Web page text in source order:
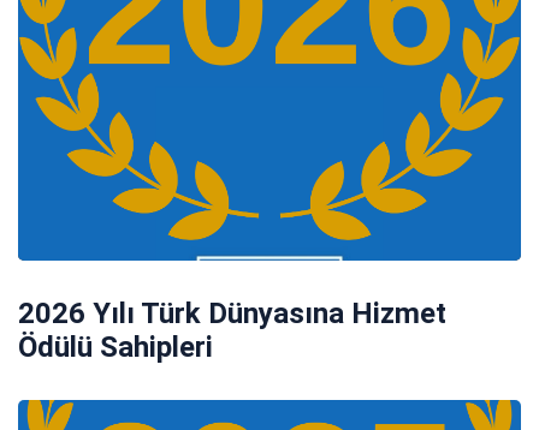
2026 Yılı Türk Dünyasına Hizmet
Ödülü Sahipleri